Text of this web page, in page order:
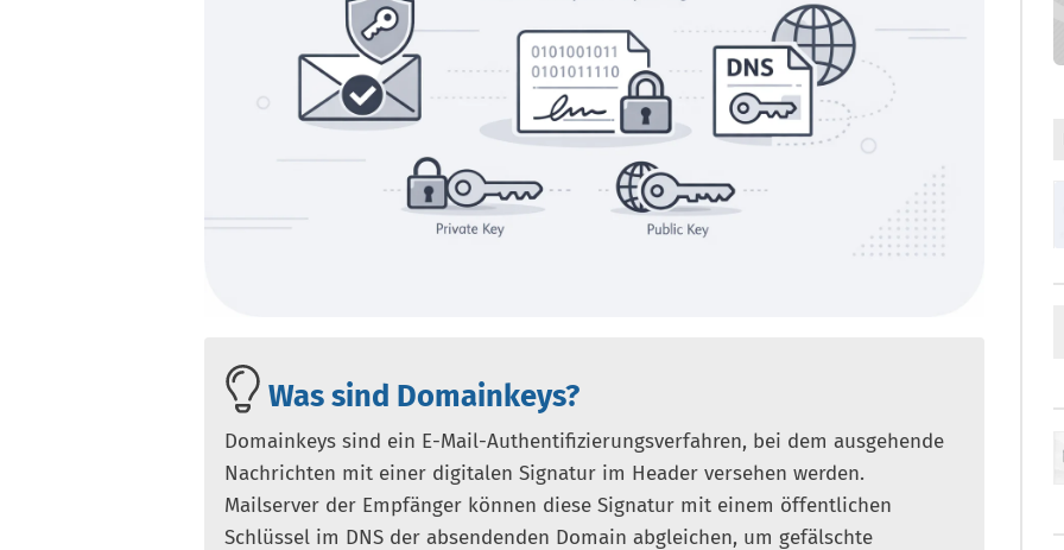
Was sind Domainkeys?
Domainkeys sind ein E-Mail-Authentifizierungsverfahren, bei dem ausgehende
Nachrichten mit einer digitalen Signatur im Header versehen werden.
Mailserver der Empfänger können diese Signatur mit einem öffentlichen
Schlüssel im DNS der absendenden Domain abgleichen, um gefälschte